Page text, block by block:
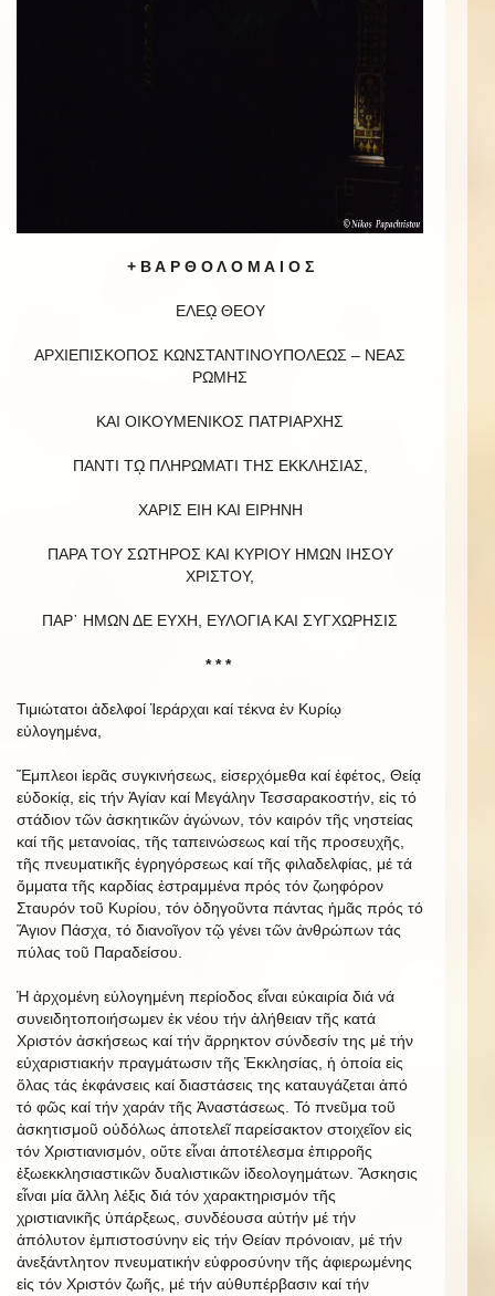
+ Β Α Ρ Θ Ο Λ Ο Μ Α Ι Ο Σ
ΕΛΕῼ ΘΕΟΥ
ΑΡΧΙΕΠΙΣΚΟΠΟΣ ΚΩΝΣΤΑΝΤΙΝΟΥΠΟΛΕΩΣ – ΝΕΑΣ
ΡΩΜΗΣ
ΚΑΙ ΟΙΚΟΥΜΕΝΙΚΟΣ ΠΑΤΡΙΑΡΧΗΣ
ΠΑΝΤΙ Τῼ ΠΛΗΡΩΜΑΤΙ ΤΗΣ ΕΚΚΛΗΣΙΑΣ,
ΧΑΡΙΣ ΕΙΗ ΚΑΙ ΕΙΡΗΝΗ
ΠΑΡΑ ΤΟΥ ΣΩΤΗΡΟΣ ΚΑΙ ΚΥΡΙΟΥ ΗΜΩΝ ΙΗΣΟΥ
ΧΡΙΣΤΟΥ,
ΠΑΡ᾿ HΜΩΝ ΔΕ ΕΥΧΗ, ΕΥΛΟΓΙΑ ΚΑΙ ΣΥΓΧΩΡΗΣΙΣ
* * *
Τιμιώτατοι ἀδελφοί Ἱεράρχαι καί τέκνα ἐν Κυρίῳ
εὐλογημένα,
Ἔμπλεοι ἱερᾶς συγκινήσεως, εἰσερχόμεθα καί ἐφέτος, Θείᾳ
εὐδοκίᾳ, εἰς τήν Ἁγίαν καί Μεγάλην Τεσσαρακοστήν, εἰς τό
στάδιον τῶν ἀσκητικῶν ἀγώνων, τόν καιρόν τῆς νηστείας
καί τῆς μετανοίας, τῆς ταπεινώσεως καί τῆς προσευχῆς,
τῆς πνευματικῆς ἐγρηγόρσεως καί τῆς φιλαδελφίας, μέ τά
ὄμματα τῆς καρδίας ἐστραμμένα πρός τόν ζωηφόρον
Σταυρόν τοῦ Κυρίου, τόν ὁδηγοῦντα πάντας ἡμᾶς πρός τό
Ἅγιον Πάσχα, τό διανοῖγον τῷ γένει τῶν ἀνθρώπων τάς
πύλας τοῦ Παραδείσου.
Ἡ ἀρχομένη εὐλογημένη περίοδος εἶναι εὐκαιρία διά νά
συνειδητοποιήσωμεν ἐκ νέου τήν ἀλήθειαν τῆς κατά
Χριστόν ἀσκήσεως καί τήν ἄρρηκτον σύνδεσίν της μέ τήν
εὐχαριστιακήν πραγμάτωσιν τῆς Ἐκκλησίας, ἡ ὁποία εἰς
ὅλας τάς ἐκφάνσεις καί διαστάσεις της καταυγάζεται ἀπό
τό φῶς καί τήν χαράν τῆς Ἀναστάσεως. Τό πνεῦμα τοῦ
ἀσκητισμοῦ οὐδόλως ἀποτελεῖ παρείσακτον στοιχεῖον εἰς
τόν Χριστιανισμόν, οὔτε εἶναι ἀποτέλεσμα ἐπιρροῆς
ἐξωεκκλησιαστικῶν δυαλιστικῶν ἰδεολογημάτων. Ἄσκησις
εἶναι μία ἄλλη λέξις διά τόν χαρακτηρισμόν τῆς
χριστιανικῆς ὑπάρξεως, συνδέουσα αὐτήν μέ τήν
ἀπόλυτον ἐμπιστοσύνην εἰς τήν Θείαν πρόνοιαν, μέ τήν
ἀνεξάντλητον πνευματικήν εὐφροσύνην τῆς ἀφιερωμένης
εἰς τόν Χριστόν ζωῆς, μέ τήν αὐθυπέρβασιν καί τήν